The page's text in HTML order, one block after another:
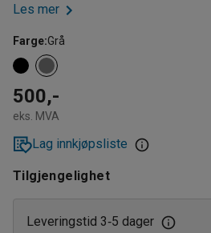
Les mer
Farge:Grå
500,-
eks. MVA
Lag innkjøpsliste
Tilgjengelighet
Leveringstid 3‑5 dager